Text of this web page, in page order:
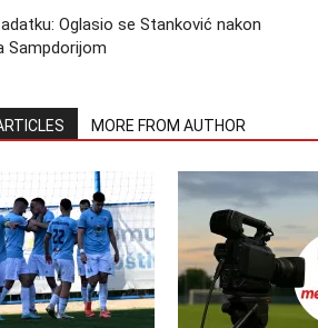
Oglasio se Stanković nakon
Sampdorijom
MORE FROM AUTHOR